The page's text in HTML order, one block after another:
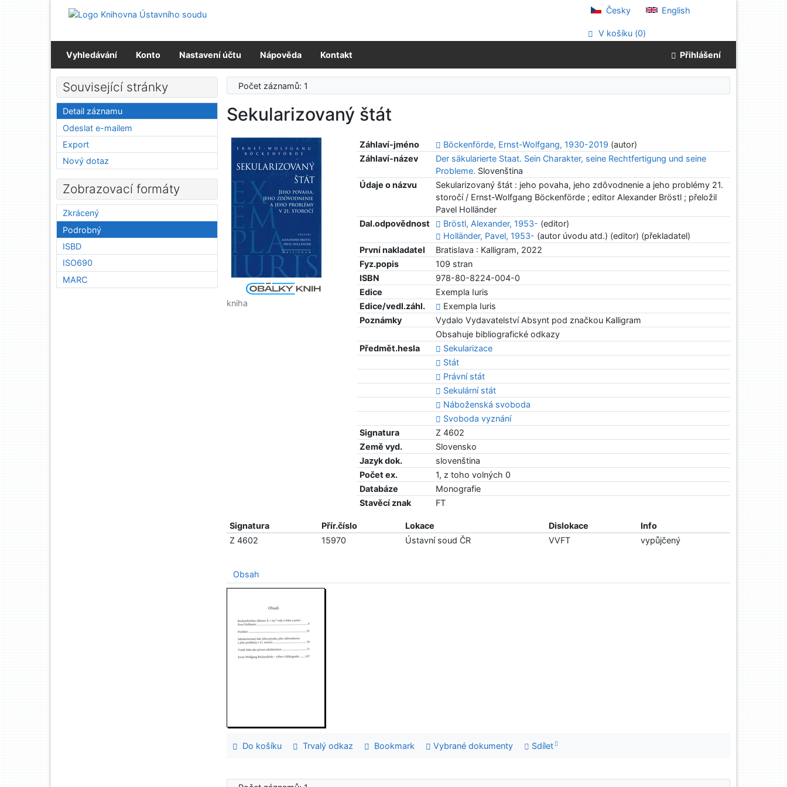
Přejít na menu
Česky English
V košíku (0)
Vyhledávání Konto Nastavení účtu Nápověda Kontakt Přihlášení
Počet záznamů: 1
Sekularizovaný štát
Záhlaví-jméno Böckenförde, Ernst-Wolfgang, 1930-2019 (autor)
Záhlaví-název
Der säkularierte Staat. Sein Charakter, seine Rechtfertigung und seine
Probleme. Slovenština
Údaje o názvu
Sekularizovaný štát : jeho povaha, jeho zdôvodnenie a jeho problémy 21.
storočí / Ernst-Wolfgang Böckenförde ; editor Alexander Bröstl ; přeložil
Pavel Holländer
Dal.odpovědnost
Bröstl, Alexander, 1953- (editor)
Holländer, Pavel, 1953- (autor úvodu atd.) (editor) (překladatel)
První nakladatel
Bratislava : Kalligram, 2022
Fyz.popis
109 stran
ISBN
978-80-8224-004-0
Edice
Exempla Iuris
Edice/vedl.záhl.
Exempla Iuris
Poznámky
Vydalo Vydavatelství Absynt pod značkou Kalligram
Obsahuje bibliografické odkazy
Předmět.hesla
Sekularizace
Stát
Právní stát
Sekulární stát
Náboženská svoboda
Svoboda vyznání
Signatura
Z 4602
Země vyd.
Slovensko
Jazyk dok.
slovenština
Počet ex.
1, z toho volných 0
Databáze
Monografie
Stavěcí znak
FT
kniha
Signatura Přír.číslo Lokace Dislokace
Info
Z 4602
15970 Ústavní soud ČR VVFT vypůjčený
Obsah
Do košíku Trvalý odkaz Bookmark Vybrané dokumenty Sdílet
Související stránky
Detail záznamu
Odeslat e-mailem
Export
Nový dotaz
Zobrazovací formáty
Zkrácený
Podrobný
ISBD
ISO690
MARC